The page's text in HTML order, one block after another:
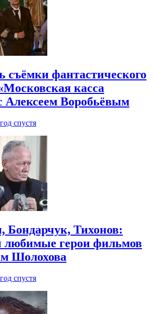
съёмки фантастического
касса
Алексеем Воробьёвым
спустя
Тихонов:
любимые герои фильмов
Шолохова
спустя